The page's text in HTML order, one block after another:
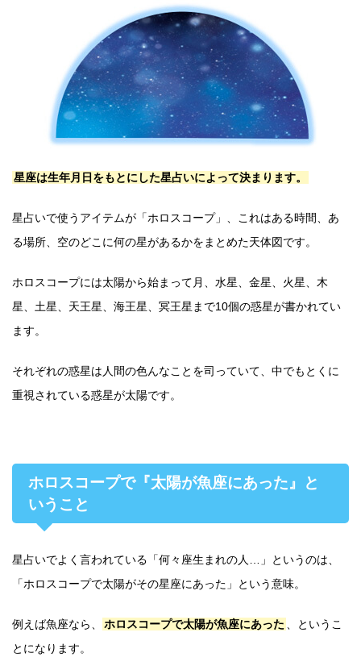
星座は生年月日をもとにした星占いによって決まります。
星占いで使うアイテムが「ホロスコープ」、これはある時間、あ
る場所、空のどこに何の星があるかをまとめた天体図です。
ホロスコープには太陽から始まって月、水星、金星、火星、木
星、土星、天王星、海王星、冥王星まで10個の惑星が書かれてい
ます。
それぞれの惑星は人間の色んなことを司っていて、中でもとくに
重視されている惑星が太陽です。
ホロスコープで『太陽が魚座にあった』と
いうこと
星占いでよく言われている「何々座生まれの人…」というのは、
「ホロスコープで太陽がその星座にあった」という意味。
例えば魚座なら、 ホロスコープで太陽が魚座にあった 、というこ
とになります。